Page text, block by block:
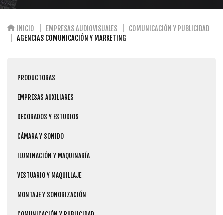
INICIO EMPRESAS AUDIOVISUALES
COMUNICACIÓN Y PUBLICIDAD
AGENCIAS COMUNICACIÓN Y MARKETING
PRODUCTORAS
EMPRESAS AUXILIARES
DECORADOS Y ESTUDIOS
CÁMARA Y SONIDO
ILUMINACIÓN Y MAQUINARÍA
VESTUARIO Y MAQUILLAJE
MONTAJE Y SONORIZACIÓN